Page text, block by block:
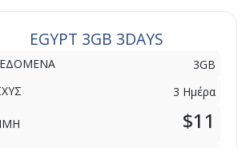
EGYPT 3GB 3DAYS
3GB
3 Ημέρα
$11